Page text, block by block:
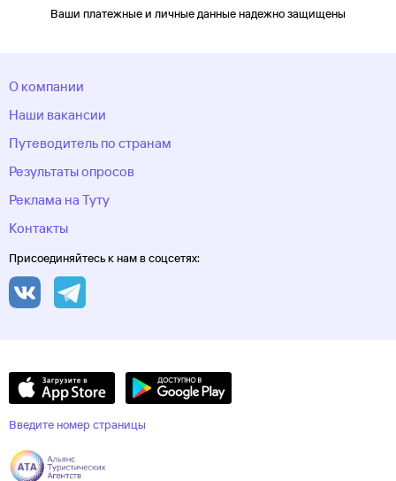
Ваши платежные и личные данные надежно защищены
О компании
Наши вакансии
Путеводитель по странам
Результаты опросов
Реклама на Туту
Контакты
Присоединяйтесь к нам в соцсетях:
Введите номер страницы